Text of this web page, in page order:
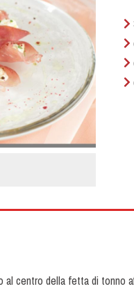
centro della fetta di tonno